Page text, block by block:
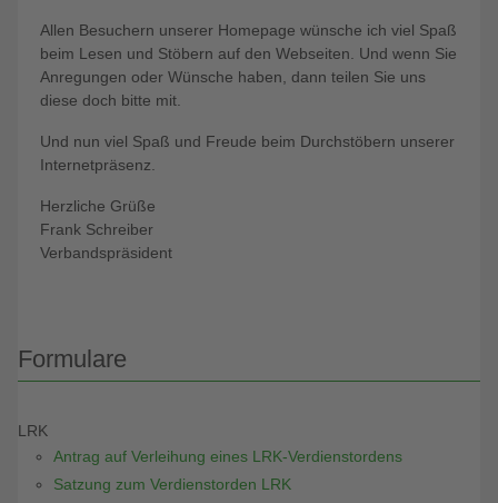
Allen Besuchern unserer Homepage wünsche ich viel Spaß
beim Lesen und Stöbern auf den Webseiten. Und wenn Sie
Anregungen oder Wünsche haben, dann teilen Sie uns
diese doch bitte mit.
Und nun viel Spaß und Freude beim Durchstöbern unserer
Internetpräsenz.
Herzliche Grüße
Frank Schreiber
Verbandspräsident
Formulare
LRK
Antrag auf Verleihung eines LRK-Verdienstordens
Satzung zum Verdienstorden LRK